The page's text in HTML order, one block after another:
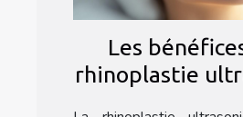
Les
rhinoplastie